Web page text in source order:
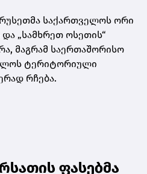
საქართველოს ორი
„სამხრეთ ოსეთის“
მაგრამ საერთაშორისო
ტერიტორიული
რჩება.
ფასებმა